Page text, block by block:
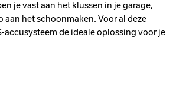
je vast aan het klussen in je garage,
aan het schoonmaken. Voor al deze
accusysteem de ideale oplossing voor je